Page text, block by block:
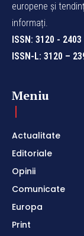
europene și
informați.
ISSN: 3120 - 2403
ISSN-L: 3120 –
Meniu
Actualitate
Editoriale
Opinii
Comunicate
Europa
Print